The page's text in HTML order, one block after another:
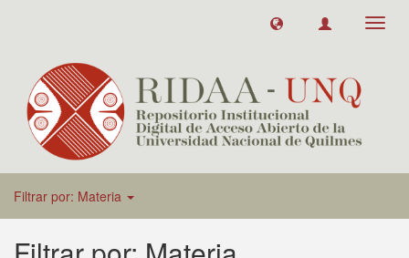
Filtrar por: Materia